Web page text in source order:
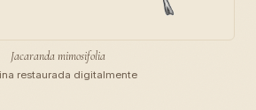
Jacaranda mimosifolia
restaurada digitalmente